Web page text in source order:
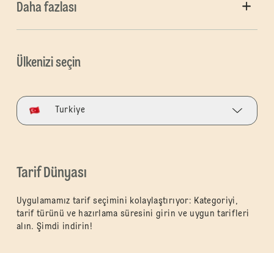
Daha fazlası
Ülkenizi seçin
Turkiye
Tarif Dünyası
Uygulamamız tarif seçimini kolaylaştırıyor: Kategoriyi,
tarif türünü ve hazırlama süresini girin ve uygun tarifleri
alın. Şimdi indirin!